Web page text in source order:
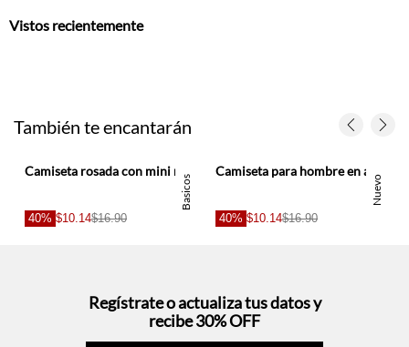
Vistos recientemente
También te encantarán
Basicos
Camiseta rosada con mini raqueta bordada para hombre
40% $10.14$16.90
Nuevo
Camiseta para hombre en algodón verde oliva fit regular con bordado raqueta
40% $10.14$16.90
Regístrate o actualiza tus datos y
recibe 30% OFF